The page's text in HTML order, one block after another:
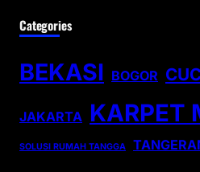
Categories
BEKASI BOGOR
JAKARTA KARPET
SOLUSI RUMAH TANGGA